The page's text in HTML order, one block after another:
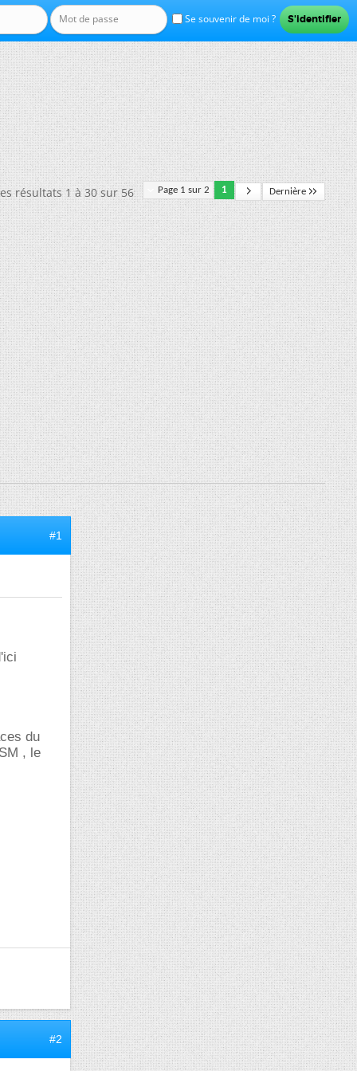
Se souvenir de moi ?
Page 1 sur 2 1 Dernière
résultats 1 à 30 sur 56
#1
du
, le
#2